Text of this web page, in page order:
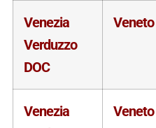
Venezia
Verduzzo
DOC
Veneto
Venezia
Veneto